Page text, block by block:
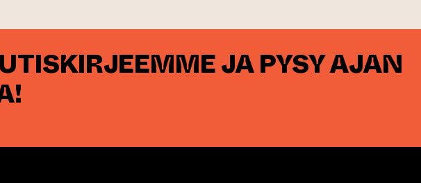
JA PYSY AJAN